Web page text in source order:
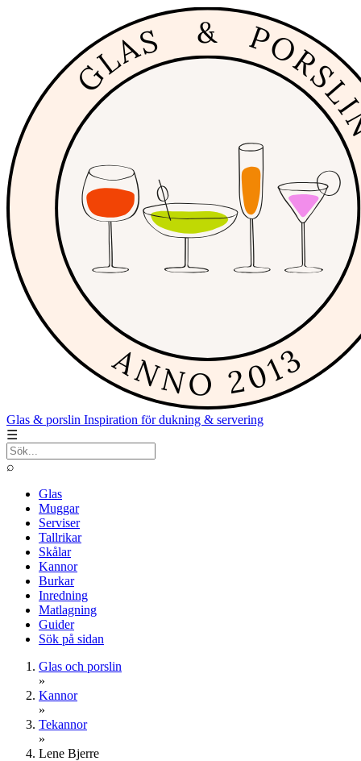
Glas & porslin Inspiration för dukning & servering
☰
⌕
Glas
Muggar
Serviser
Tallrikar
Skålar
Kannor
Burkar
Inredning
Matlagning
Guider
Sök på sidan
Glas och porslin
»
Kannor
»
Tekannor
»
Lene Bjerre